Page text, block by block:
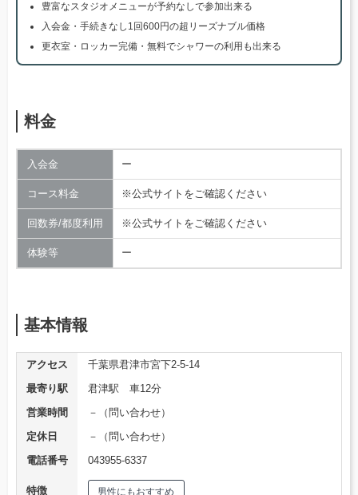
豊富なスタジオメニューが予約なしで参加出来る
入会金・手続きなし1回600円の超リーズナブル価格
更衣室・ロッカー完備・無料でシャワーの利用も出来る
料金
入会金 ー
コース料金 ※公式サイトをご確認ください
回数券/都度利用 ※公式サイトをご確認ください
体験等 ー
基本情報
アクセス
千葉県君津市宮下2-5-14
最寄り駅
君津駅 車12分
営業時間
－（問い合わせ）
定休日
－（問い合わせ）
電話番号
043955-6337
特徴 男性にもおすすめ